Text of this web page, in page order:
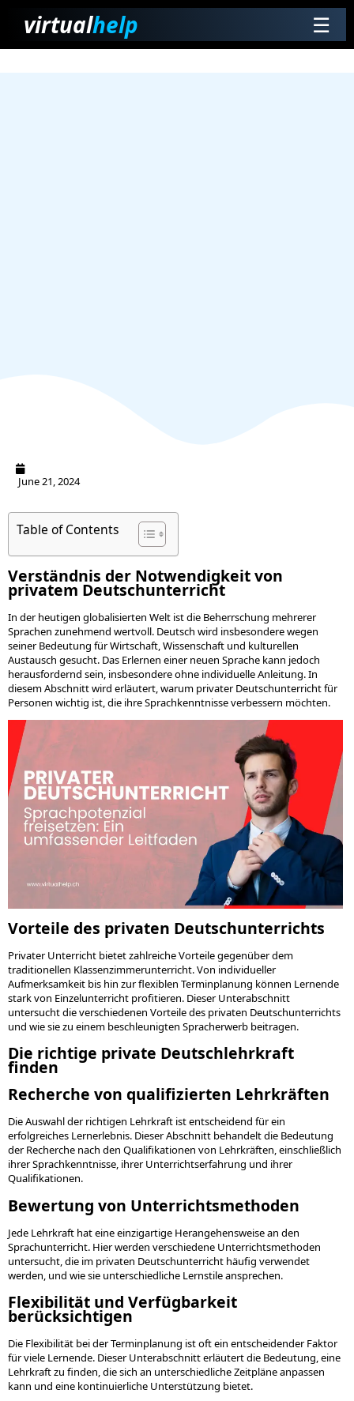
virtualhelp ☰
June 21, 2024
Table of Contents
Verständnis der Notwendigkeit von
privatem Deutschunterricht
In der heutigen globalisierten Welt ist die Beherrschung mehrerer
Sprachen zunehmend wertvoll. Deutsch wird insbesondere wegen
seiner Bedeutung für Wirtschaft, Wissenschaft und kulturellen
Austausch gesucht. Das Erlernen einer neuen Sprache kann jedoch
herausfordernd sein, insbesondere ohne individuelle Anleitung. In
diesem Abschnitt wird erläutert, warum privater Deutschunterricht für
Personen wichtig ist, die ihre Sprachkenntnisse verbessern möchten.
Vorteile des privaten Deutschunterrichts
Privater Unterricht bietet zahlreiche Vorteile gegenüber dem
traditionellen Klassenzimmerunterricht. Von individueller
Aufmerksamkeit bis hin zur flexiblen Terminplanung können Lernende
stark von Einzelunterricht profitieren. Dieser Unterabschnitt
untersucht die verschiedenen Vorteile des privaten Deutschunterrichts
und wie sie zu einem beschleunigten Spracherwerb beitragen.
Die richtige private Deutschlehrkraft
finden
Recherche von qualifizierten Lehrkräften
Die Auswahl der richtigen Lehrkraft ist entscheidend für ein
erfolgreiches Lernerlebnis. Dieser Abschnitt behandelt die Bedeutung
der Recherche nach den Qualifikationen von Lehrkräften, einschließlich
ihrer Sprachkenntnisse, ihrer Unterrichtserfahrung und ihrer
Qualifikationen.
Bewertung von Unterrichtsmethoden
Jede Lehrkraft hat eine einzigartige Herangehensweise an den
Sprachunterricht. Hier werden verschiedene Unterrichtsmethoden
untersucht, die im privaten Deutschunterricht häufig verwendet
werden, und wie sie unterschiedliche Lernstile ansprechen.
Flexibilität und Verfügbarkeit
berücksichtigen
Die Flexibilität bei der Terminplanung ist oft ein entscheidender Faktor
für viele Lernende. Dieser Unterabschnitt erläutert die Bedeutung, eine
Lehrkraft zu finden, die sich an unterschiedliche Zeitpläne anpassen
kann und eine kontinuierliche Unterstützung bietet.